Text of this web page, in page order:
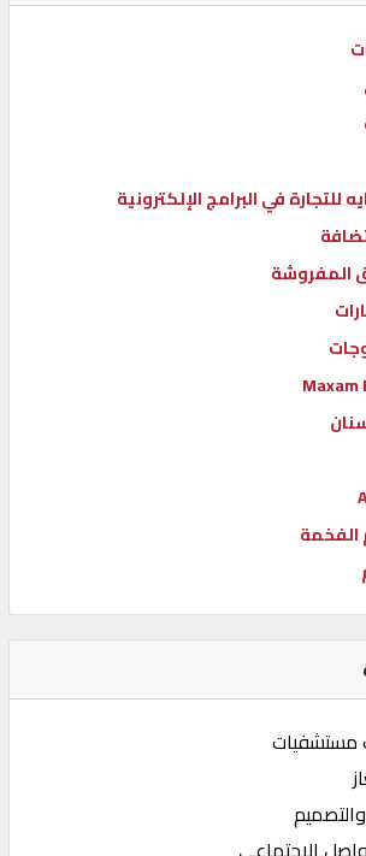
في البرامج الإلكترونية
المفروشة
الفخمة
مستشفيات